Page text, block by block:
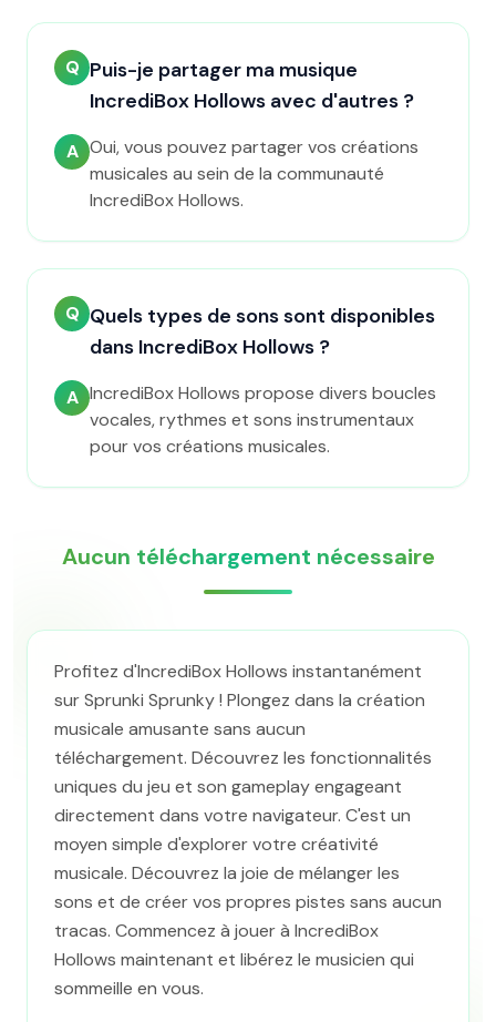
Q Puis-je partager ma musique
IncrediBox Hollows avec d'autres ?
A Oui, vous pouvez partager vos créations
musicales au sein de la communauté
IncrediBox Hollows.
Q Quels types de sons sont disponibles
dans IncrediBox Hollows ?
A IncrediBox Hollows propose divers boucles
vocales, rythmes et sons instrumentaux
pour vos créations musicales.
Aucun téléchargement nécessaire
Profitez d'IncrediBox Hollows instantanément
sur Sprunki Sprunky ! Plongez dans la création
musicale amusante sans aucun
téléchargement. Découvrez les fonctionnalités
uniques du jeu et son gameplay engageant
directement dans votre navigateur. C'est un
moyen simple d'explorer votre créativité
musicale. Découvrez la joie de mélanger les
sons et de créer vos propres pistes sans aucun
tracas. Commencez à jouer à IncrediBox
Hollows maintenant et libérez le musicien qui
sommeille en vous.